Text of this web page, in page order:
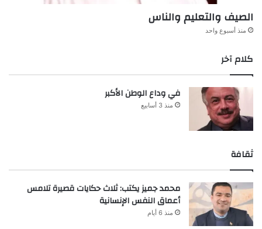
الصيف والتعليم والناس
منذ أسبوع واحد
كلام آخر
في وداع الوطن الأكبر
منذ 3 أسابيع
ثقافة
محمد جميز يكتب: ثلاث حكايات قصيرة تلامس
أعماق النفس الإنسانية
منذ 6 أيام